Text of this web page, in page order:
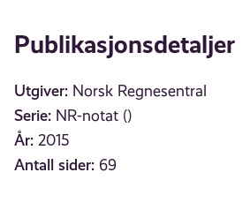
Publikasjonsdetaljer
Utgiver: Norsk Regnesentral
Serie: NR-notat ()
År: 2015
Antall sider: 69